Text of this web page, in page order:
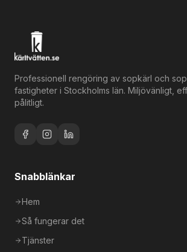
Professionell rengöring av sopkärl och
fastigheter i Stockholms län. Miljövänligt,
pålitligt.
Snabblänkar
Hem
Så fungerar det
Tjänster